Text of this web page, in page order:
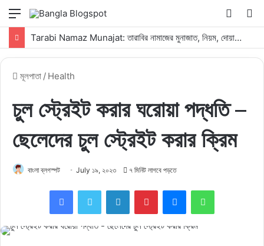
মেনু
Switch
skin
Tarabi Namaz Munajat: তারাবির নামাজের মুনাজাত, নিয়ম, দোয়া ও ফজিলত
মূলপাতা / Health
চুল স্ট্রেইট করার ঘরোয়া পদ্ধতি –
ছেলেদের চুল স্ট্রেইট করার ক্রিম
বাংলা ব্লগস্পট July ১৯, ২০২৩ ৭ মিনিট লাগবে পড়তে
FacebookTwitterLinkedInPinterestMessengerWhatsApp